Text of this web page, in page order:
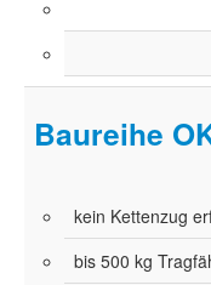
Baureihe
kein Kettenzug
bis 500 kg